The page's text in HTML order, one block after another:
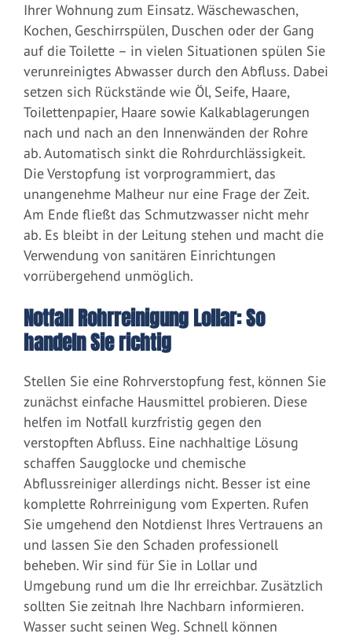
Ihrer Wohnung zum Einsatz. Wäschewaschen,
Kochen, Geschirrspülen, Duschen oder der Gang
auf die Toilette – in vielen Situationen spülen Sie
verunreinigtes Abwasser durch den Abfluss. Dabei
setzen sich Rückstände wie Öl, Seife, Haare,
Toilettenpapier, Haare sowie Kalkablagerungen
nach und nach an den Innenwänden der Rohre
ab. Automatisch sinkt die Rohrdurchlässigkeit.
Die Verstopfung ist vorprogrammiert, das
unangenehme Malheur nur eine Frage der Zeit.
Am Ende fließt das Schmutzwasser nicht mehr
ab. Es bleibt in der Leitung stehen und macht die
Verwendung von sanitären Einrichtungen
vorrübergehend unmöglich.
Notfall Rohrreinigung Lollar: So
handeln Sie richtig
Stellen Sie eine Rohrverstopfung fest, können Sie
zunächst einfache Hausmittel probieren. Diese
helfen im Notfall kurzfristig gegen den
verstopften Abfluss. Eine nachhaltige Lösung
schaffen Saugglocke und chemische
Abflussreiniger allerdings nicht. Besser ist eine
komplette Rohrreinigung vom Experten. Rufen
Sie umgehend den Notdienst Ihres Vertrauens an
und lassen Sie den Schaden professionell
beheben. Wir sind für Sie in Lollar und
Umgebung rund um die Ihr erreichbar. Zusätzlich
sollten Sie zeitnah Ihre Nachbarn informieren.
Wasser sucht seinen Weg. Schnell können